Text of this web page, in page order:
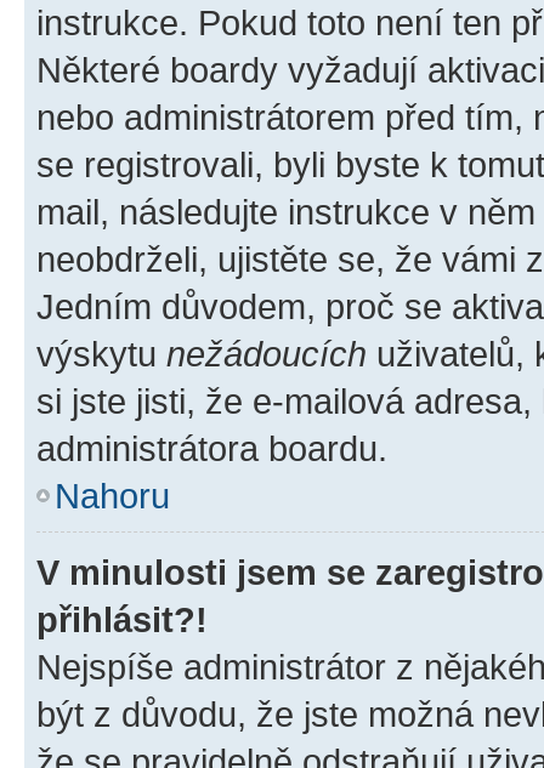
instrukce. Pokud toto není ten
Některé boardy vyžadují
nebo administrátorem před tím,
se registrovali, byli byste k
mail, následujte instrukce v
neobdrželi, ujistěte se, že vámi
Jedním důvodem, proč se
výskytu nežádoucích uživatelů,
si jste jisti, že e-mailová
administrátora boardu.
Nahoru
V minulosti jsem se
přihlásit?!
Nejspíše administrátor z
být z důvodu, že jste možná